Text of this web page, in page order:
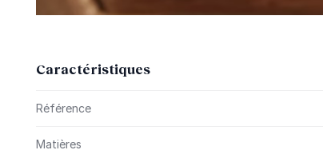
Caractéristiques
Référence
Matières